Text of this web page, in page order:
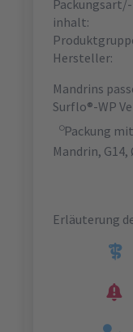
Packungsart/-
inhalt:
Hersteller:
Mandrins
Surflo®-WP
Packung
Mandrin,
Erläuterung